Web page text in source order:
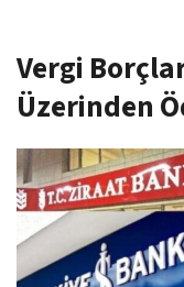
Vergi
Üzerinden